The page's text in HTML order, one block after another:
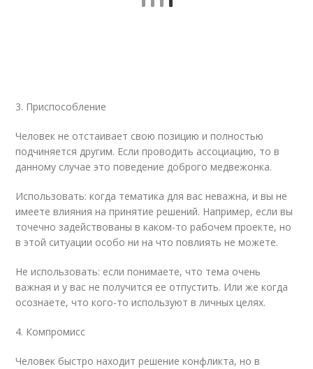
3. Приспособление
Человек не отстаивает свою позицию и полностью
подчиняется другим. Если проводить ассоциацию, то в
данному случае это поведение доброго медвежонка.
Использовать: когда тематика для вас неважна, и вы не
имеете влияния на принятие решений. Например, если вы
точечно задействованы в каком-то рабочем проекте, но
в этой ситуации особо ни на что повлиять не можете.
Не использовать: если понимаете, что тема очень
важная и у вас не получится ее отпустить. Или же когда
осознаете, что кого-то используют в личных целях.
4. Компромисс
Человек быстро находит решение конфликта, но в